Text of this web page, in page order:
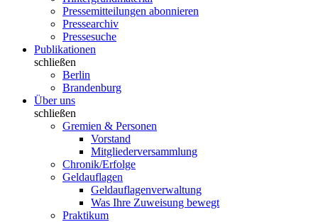
Pressemitteilungen abonnieren
Pressearchiv
Pressesuche
Publikationen
schließen
Berlin
Brandenburg
Über uns
schließen
Gremien & Personen
Vorstand
Mitgliederversammlung
Chronik/Erfolge
Geldauflagen
Geldauflagenverwaltung
Was Ihre Zuweisung bewegt
Praktikum